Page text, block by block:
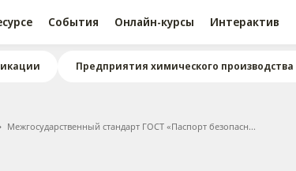
События Онлайн-курсы Интерактив
Предприятия химического производства
Межгосударственный стандарт ГОСТ «Паспорт безопасн...